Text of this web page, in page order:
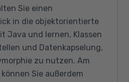
Sie einen
in die objektorientierte
Java und lernen, Klassen
und Datenkapselung,
zu nutzen. Am
Sie außerdem